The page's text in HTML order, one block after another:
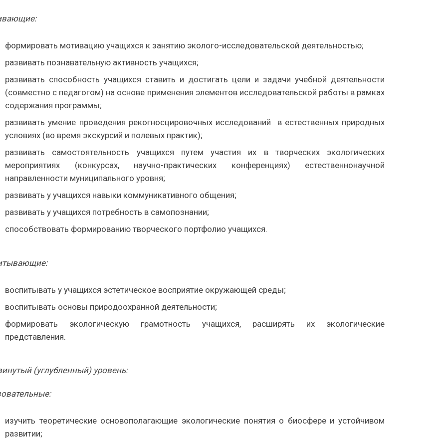
формировать мотивацию учащихся к занятию эколого-исследовательской деятельностью;
развивать познавательную активность учащихся;
развивать способность учащихся ставить и достигать цели и задачи учебной деятельности
(совместно с педагогом) на основе применения элементов исследовательской работы в рамках
содержания программы;
развивать умение проведения рекогносцировочных исследований в естественных природных
условиях (во время экскурсий и полевых практик);
развивать самостоятельность учащихся путем участия их в творческих экологических
мероприятиях (конкурсах, научно-практических конференциях) естественнонаучной
направленности муниципального уровня;
развивать у учащихся навыки коммуникативного общения;
развивать у учащихся потребность в самопознании;
способствовать формированию творческого портфолио учащихся.
воспитывать у учащихся эстетическое восприятие окружающей среды;
воспитывать основы природоохранной деятельности;
формировать экологическую грамотность учащихся, расширять их экологические
представления.
(углубленный) уровень:
изучить теоретические основополагающие экологические понятия о биосфере и устойчивом
развитии;